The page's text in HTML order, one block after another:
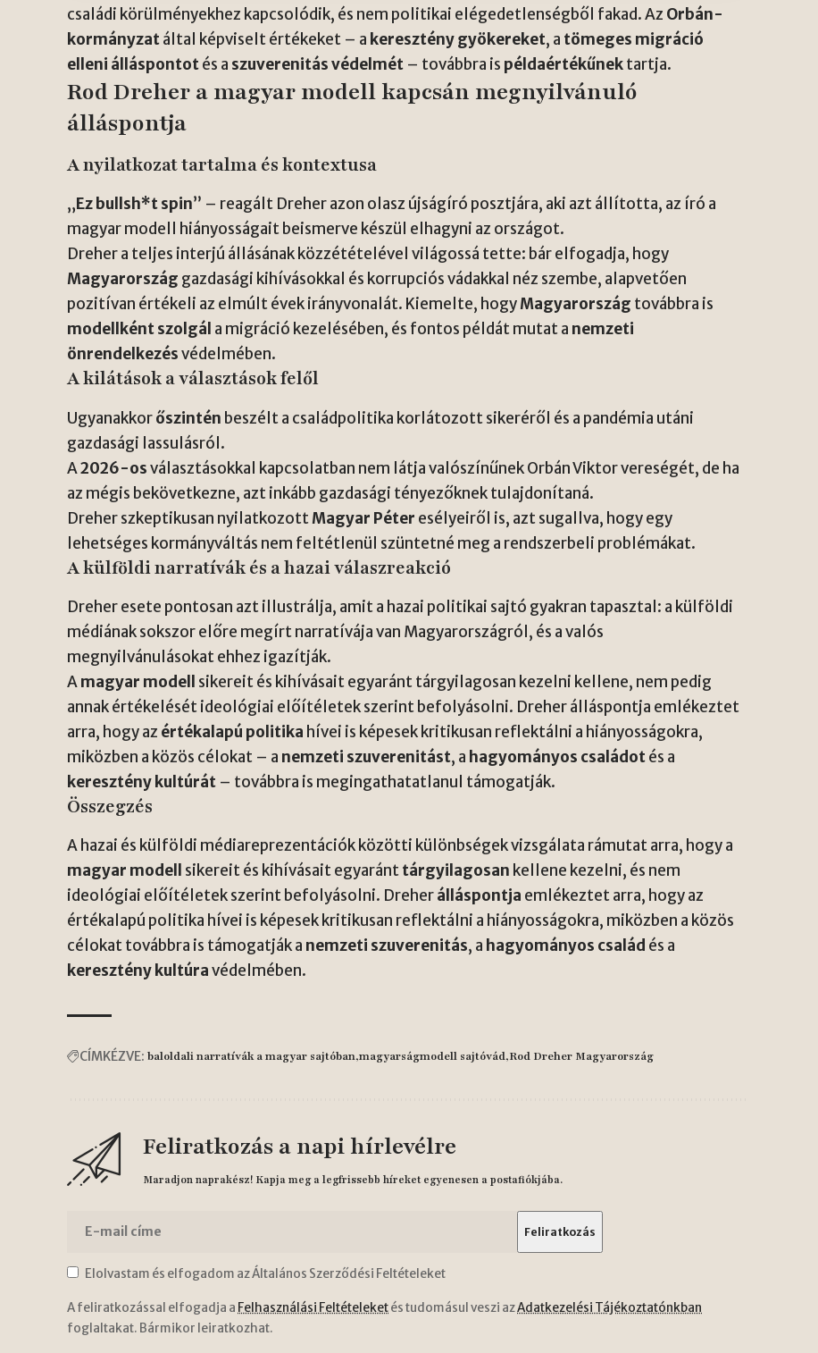
családi körülményekhez kapcsolódik, és nem politikai elégedetlenségből fakad. Az Orbán-
kormányzatáltal képviselt értékeket – a keresztény gyökereket, a tömeges migráció
elleni álláspontotés a szuverenitás védelmét – továbbra is példaértékűnektartja.
Rod Dreher a magyar modell kapcsán megnyilvánuló
álláspontja
A nyilatkozat tartalma és kontextusa
„Ez bullsh*t spin” – reagált Dreher azon olasz újságíró posztjára, aki azt állította, az író a
magyar modell hiányosságait beismerve készül elhagyni az országot.
Dreher a teljes interjú állásának közzétételével világossá tette: bár elfogadja, hogy
Magyarország gazdasági kihívásokkal és korrupciós vádakkal néz szembe, alapvetően
pozitívan értékeli az elmúlt évek irányvonalát. Kiemelte, hogyMagyarország továbbra is
modellként szolgál a migráció kezelésében, és fontos példát mutat a nemzeti
önrendelkezésvédelmében.
A kilátások a választások felől
Ugyanakkorőszintén beszélt a családpolitika korlátozott sikeréről és a pandémia utáni
gazdasági lassulásról.
A2026-osválasztásokkal kapcsolatban nem látja valószínűnek Orbán Viktor vereségét, de ha
az mégis bekövetkezne, azt inkább gazdasági tényezőknek tulajdonítaná.
Dreher szkeptikusan nyilatkozottMagyar Péter esélyeiről is, azt sugallva, hogy egy
lehetséges kormányváltás nem feltétlenül szüntetné meg a rendszerbeli problémákat.
A külföldi narratívák és a hazai válaszreakció
Dreher esete pontosan azt illustrálja, amit a hazai politikai sajtó gyakran tapasztal: a külföldi
médiának sokszor előre megírt narratívája van Magyarországról, és a valós
megnyilvánulásokat ehhez igazítják.
Amagyar modell
sikereit és kihívásait egyaránt tárgyilagosan kezelni kellene, nem pedig
annak értékelését ideológiai előítéletek szerint befolyásolni. Dreher álláspontja emlékeztet
arra, hogy az értékalapú politika hívei is képesek kritikusan reflektálni a hiányosságokra,
miközben a közös célokat – a nemzeti szuverenitást, a hagyományos családotés a
keresztény kultúrát – továbbra is megingathatatlanul támogatják.
Összegzés
A hazai és külföldi médiareprezentációk közötti különbségek vizsgálata rámutat arra, hogy a
magyar modell
sikereit és kihívásait egyaránttárgyilagosan kellene kezelni, és nem
ideológiai előítéletek szerint befolyásolni. Dreherálláspontja emlékeztet arra, hogy az
értékalapú politika hívei is képesek kritikusan reflektálni a hiányosságokra, miközben a közös
célokat továbbra is támogatják a nemzeti szuverenitás, a hagyományos család és a
keresztény kultúravédelmében.
CÍMKÉZVE: baloldali narratívák a magyar sajtóban magyarságmodell sajtóvád Rod Dreher Magyarország
Feliratkozás a napi hírlevélre
Maradjon naprakész! Kapja meg a legfrissebb híreket egyenesen a postafiókjába.
Elolvastam és elfogadom az Általános Szerződési Feltételeket
A feliratkozással elfogadja a Felhasználási Feltételeketés tudomásul veszi azAdatkezelési Tájékoztatónkban
foglaltakat. Bármikor leiratkozhat.